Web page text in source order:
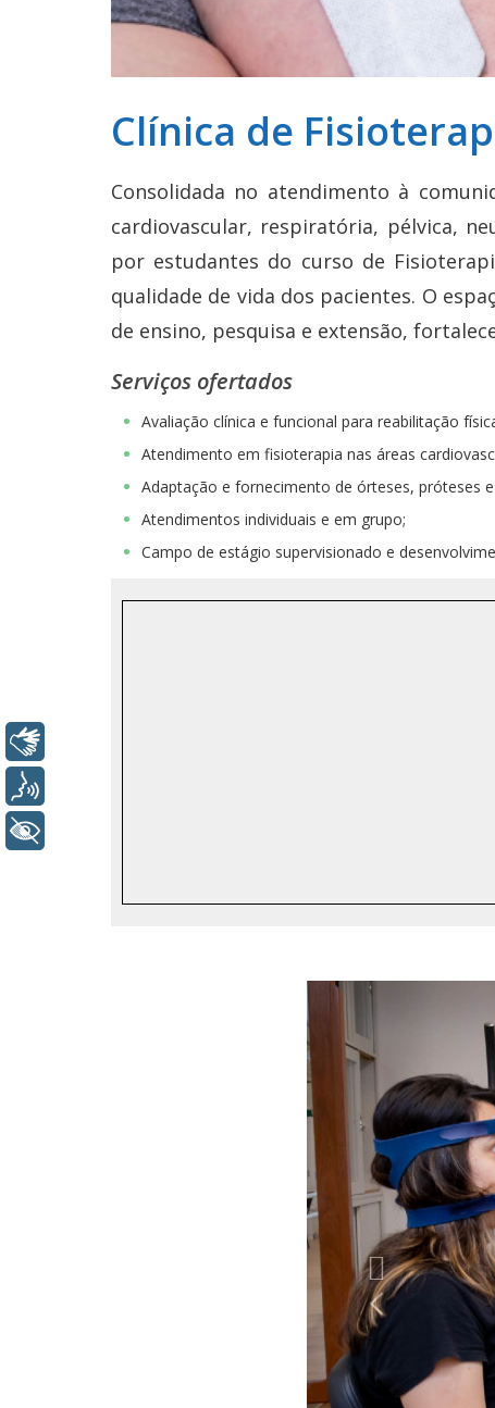
Clínica de
Consolidada no atendimento à
cardiovascular, respiratória, pélvica,
por estudantes do curso de
qualidade de vida dos pacientes. O
de ensino, pesquisa e extensão,
Serviços ofertados
Avaliação clínica e funcional para reabilitação
Atendimento em fisioterapia nas áreas
Adaptação e fornecimento de órteses, próteses
Atendimentos individuais e em grupo;
Campo de estágio supervisionado e
Previous